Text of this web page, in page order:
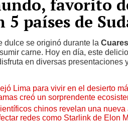
favorito
5 países de
dulce se originó durante la
carne. Hoy en día, este
en diversas presentaciones
Lima para vivir en el desierto
creó un sorprendente
chinos revelan una
redes como Starlink de Elon